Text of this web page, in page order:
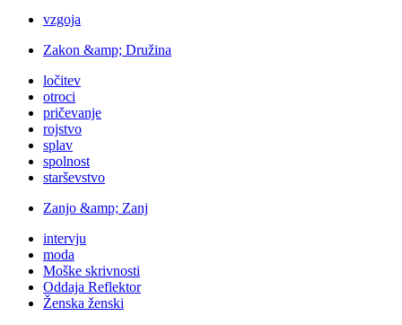
vzgoja
Zakon &amp; Družina
ločitev
otroci
pričevanje
rojstvo
splav
spolnost
starševstvo
Zanjo &amp; Zanj
intervju
moda
Moške skrivnosti
Oddaja Reflektor
Ženska ženski